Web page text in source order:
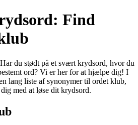
Find
du stødt på et svært krydsord, hvor du
ord? Vi er her for at hjælpe dig! I
lang liste af synonymer til ordet klub,
med at løse dit krydsord.